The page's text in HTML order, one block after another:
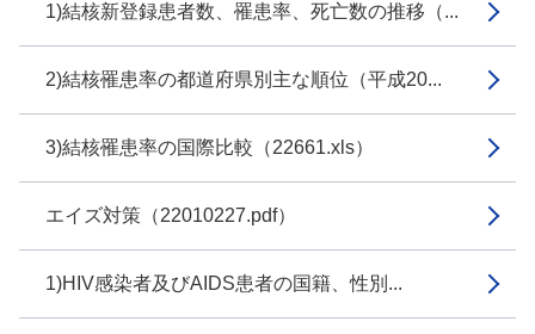
1)結核新登録患者数、罹患率、死亡数の推移（...
2)結核罹患率の都道府県別主な順位（平成20...
3)結核罹患率の国際比較（22661.xls）
エイズ対策（22010227.pdf）
1)HIV感染者及びAIDS患者の国籍、性別...